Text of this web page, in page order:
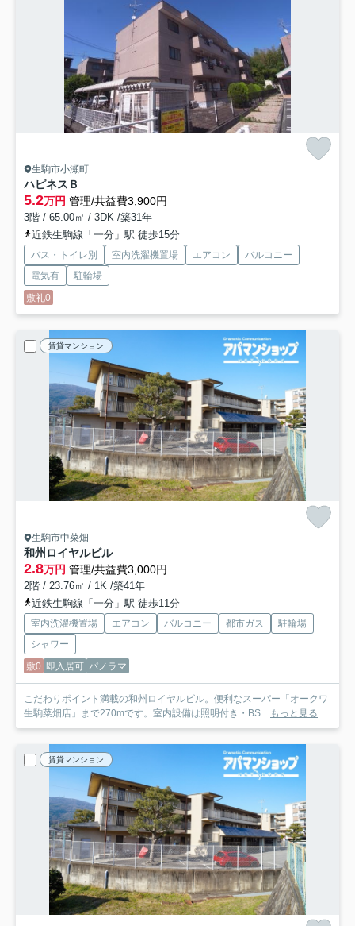
生駒市小瀬町
ハピネスＢ
5.2万円 管理/共益費3,900円
3階 / 65.00㎡ / 3DK /築31年
近鉄生駒線「一分」駅 徒歩15分
バス・トイレ別 室内洗濯機置場 エアコン
バルコニー
電気有
駐輪場
敷礼0
賃貸マンション
生駒市中菜畑
和州ロイヤルビル
2.8万円 管理/共益費3,000円
2階 / 23.76㎡ / 1K /築41年
近鉄生駒線「一分」駅 徒歩11分
室内洗濯機置場 エアコン バルコニー 都市ガス
駐輪場
シャワー
敷0 即入居可 パノラマ
こだわりポイント満載の和州ロイヤルビル。便利なスーパー「オークワ
生駒菜畑店」まで270mです。室内設備は照明付き・BS... もっと見る
賃貸マンション